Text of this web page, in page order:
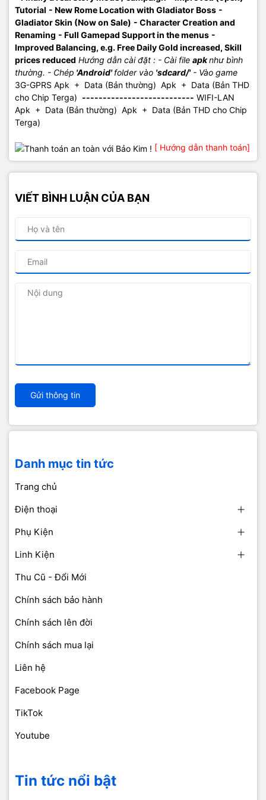
Tutorial - New Rome Location with Gladiator Boss -
Gladiator Skin (Now on Sale) - Character Creation and
Renaming - Full Gamepad Support in the menus -
Improved Balancing, e.g. Free Daily Gold increased, Skill
prices reduced Hướng dẫn cài đặt : - Cài file apknhư bình
thường. - Chép 'Android'folder vào 'sdcard/' - Vào game
3G-GPRS Apk + Data (Bản thường) Apk + Data (Bản THD
cho Chip Terga) --------------------------- WIFI-LAN
Apk + Data (Bản thường) Apk + Data (Bản THD cho Chip
Terga)
[ Hướng dẫn thanh toán]
VIẾT BÌNH LUẬN CỦA BẠN
Gửi thông tin
Danh mục tin tức
Trang chủ
Điện thoại
Phụ Kiện
Linh Kiện
Thu Cũ - Đổi Mới
Chính sách bảo hành
Chính sách lên đời
Chính sách mua lại
Liên hệ
Facebook Page
TikTok
Youtube
Tin tức nổi bật